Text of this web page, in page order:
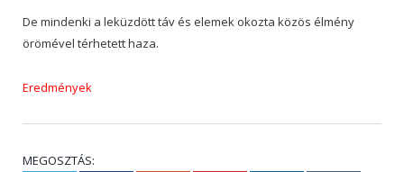
De mindenki a leküzdött táv és elemek okozta közös élmény
örömével térhetett haza.
Eredmények
MEGOSZTÁS: